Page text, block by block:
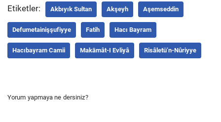
Etiketler: Akbıyık Sultan Akşeyh Aşemseddin
Defumetainişşufiyye Fatih Hacı Bayram
Hacıbayram Camii Makāmât-I Evliyâ Risâletü’n-Nûriyye
Yorum yapmaya ne dersiniz?